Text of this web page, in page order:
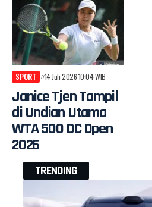
SPORT 14 Juli 2026 10:04 WIB
Janice Tjen Tampil
di Undian Utama
WTA 500 DC Open
2026
TRENDING